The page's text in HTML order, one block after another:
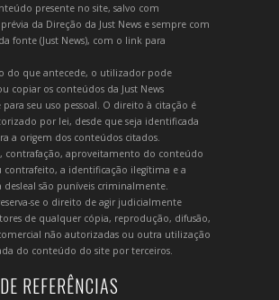
presente no site, salvo com
da Direção da Just News e sempre com
fonte (Just News), com o link para
do que antecede, o utilizador pode
copiar os conteúdos da Just News
seu uso pessoal. O direito à citação é
por lei, desde que seja identificada
a origem dos conteúdos citados.
contrafação, aproveitamento do conteúdo
contrafeito, a identificação ilegítima e a
desleal são puníveis criminalmente.
se o direito de agir judicialmente
de qualquer cópia, reprodução, difusão,
não autorizadas ou outra utilização
do conteúdo do site por terceiros.
REFERÊNCIAS